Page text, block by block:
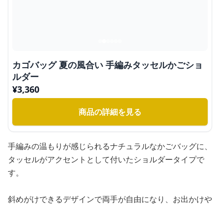
カゴバッグ 夏の風合い 手編みタッセルかごショ
ルダー
¥3,360
商品の詳細を見る
手編みの温もりが感じられるナチュラルなかごバッグに、
タッセルがアクセントとして付いたショルダータイプで
す。
斜めがけできるデザインで両手が自由になり、お出かけや